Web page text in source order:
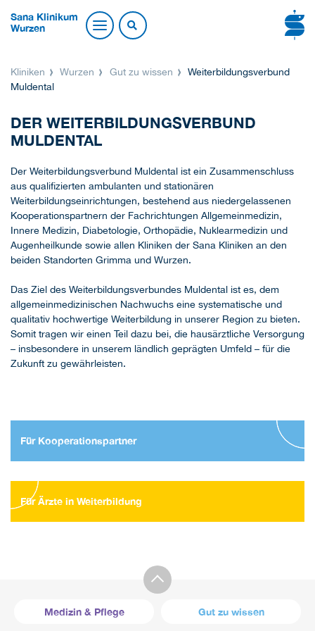
Sana Klinikum
Wurzen
Kliniken Wurzen Gut zu wissen
Weiterbildungsverbund
Muldental
DER WEITERBILDUNGSVERBUND
MULDENTAL
Der Weiterbildungsverbund Muldental ist ein Zusammenschluss
aus qualifizierten ambulanten und stationären
Weiterbildungseinrichtungen, bestehend aus niedergelassenen
Kooperationspartnern der Fachrichtungen Allgemeinmedizin,
Innere Medizin, Diabetologie, Orthopädie, Nuklearmedizin und
Augenheilkunde sowie allen Kliniken der Sana Kliniken an den
beiden Standorten Grimma und Wurzen.
Das Ziel des Weiterbildungsverbundes Muldental ist es, dem
allgemeinmedizinischen Nachwuchs eine systematische und
qualitativ hochwertige Weiterbildung in unserer Region zu bieten.
Somit tragen wir einen Teil dazu bei, die hausärztliche Versorgung
– insbesondere in unserem ländlich geprägten Umfeld – für die
Zukunft zu gewährleisten.
Für Kooperationspartner
Für Ärzte in Weiterbildung
Medizin & Pflege Gut zu wissen